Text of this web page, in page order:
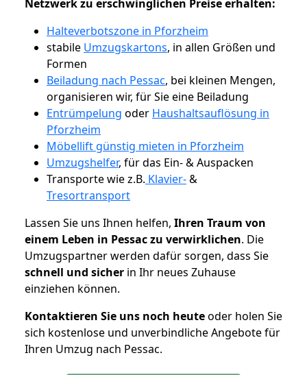
Netzwerk zu erschwinglichen Preise erhalten:
Halteverbotszone in Pforzheim
stabile Umzugskartons, in allen Größen und
Formen
Beiladung nach Pessac, bei kleinen Mengen,
organisieren wir, für Sie eine Beiladung
Entrümpelung oder Haushaltsauflösung in
Pforzheim
Möbellift günstig mieten in Pforzheim
Umzugshelfer, für das Ein- & Auspacken
Transporte wie z.B. Klavier-&
Tresortransport
Lassen Sie uns Ihnen helfen, Ihren Traum von
einem Leben in Pessac zu verwirklichen. Die
Umzugspartner werden dafür sorgen, dass Sie
schnell und sicher in Ihr neues Zuhause
einziehen können.
Kontaktieren Sie uns noch heuteoder holen Sie
sich kostenlose und unverbindliche Angebote für
Ihren Umzug nach Pessac.